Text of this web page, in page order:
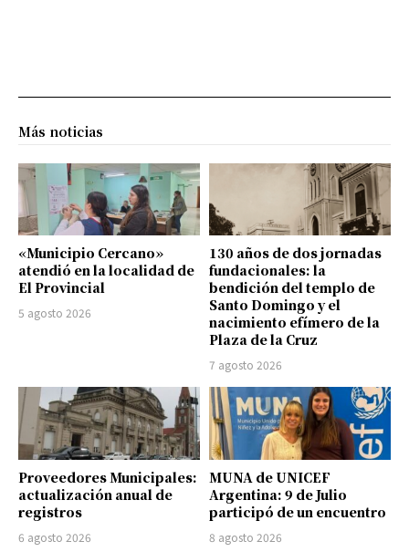
Más noticias
«Municipio Cercano»
atendió en la localidad de
El Provincial
5 agosto 2026
130 años de dos jornadas
fundacionales: la
bendición del templo de
Santo Domingo y el
nacimiento efímero de la
Plaza de la Cruz
7 agosto 2026
Proveedores Municipales:
actualización anual de
registros
6 agosto 2026
MUNA de UNICEF
Argentina: 9 de Julio
participó de un encuentro
8 agosto 2026